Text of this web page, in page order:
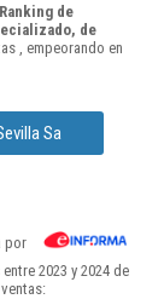
Ranking de
de
, empeorando en
Sa
por
2023 y 2024 de